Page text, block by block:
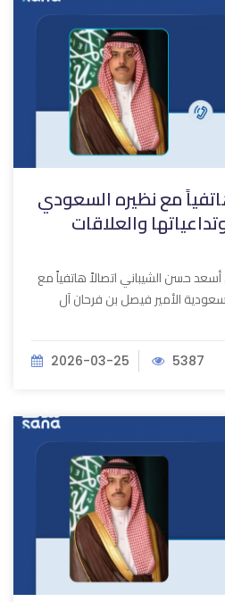
مع نظيره السعودي
والعلاقات
أسعد حسن الشيباني اتصالاً هاتفياً مع
الأمير فيصل بن فرحان آل
2026-03-25 5387